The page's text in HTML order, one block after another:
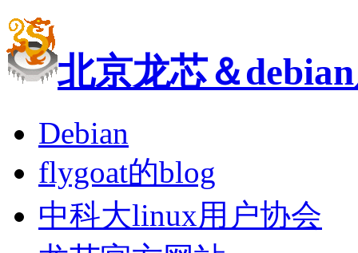
北京龙芯＆
Debian
flygoat的blog
中科大linux用户协会